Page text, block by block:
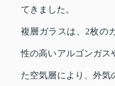
てきました。
複層ガラスは、2枚の
性の高いアルゴンガス
た空気層により、外気